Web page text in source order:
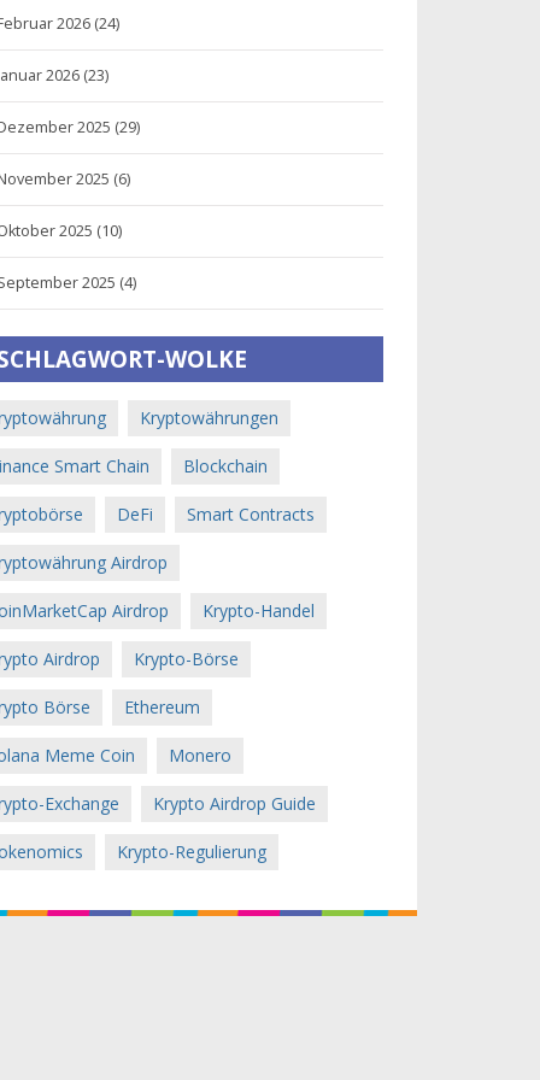
2026 (24)
2026 (23)
2025 (29)
2025 (6)
2025 (10)
2025 (4)
WOLKE
Kryptowährungen
Smart Chain Blockchain
DeFi Smart Contracts
Airdrop
Airdrop Krypto-Handel
Airdrop Krypto-Börse
Börse Ethereum
Meme Coin Monero
Exchange Krypto Airdrop Guide
Krypto-Regulierung